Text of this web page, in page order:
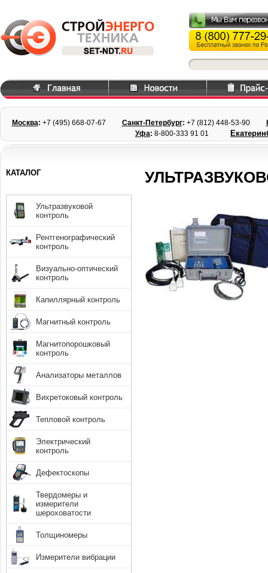
Москва: +7 (495) 668-07-67 Санкт-Петербург: +7 (812) 448-53-90
Уфа: 8-800-333 91 01
КАТАЛОГ
Ультразвуковой
контроль
Рентгенографический
контроль
Визуально-оптический
контроль
Капиллярный контроль
Магнитный контроль
Магнитопорошковый
контроль
Анализаторы металлов
Вихретоковый контроль
Тепловой контроль
Электрический
контроль
Дефектоскопы
Твердомеры и
измерители
шероховатости
Толщиномеры
Измерители вибрации